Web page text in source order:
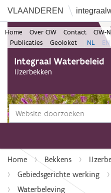
VLAANDEREN
Zoek
Home Over CIW Contact CIW-
Publicaties
Geoloket NL EN
Home Bekkens
Gebiedsgerichte werking
Waterbeleving